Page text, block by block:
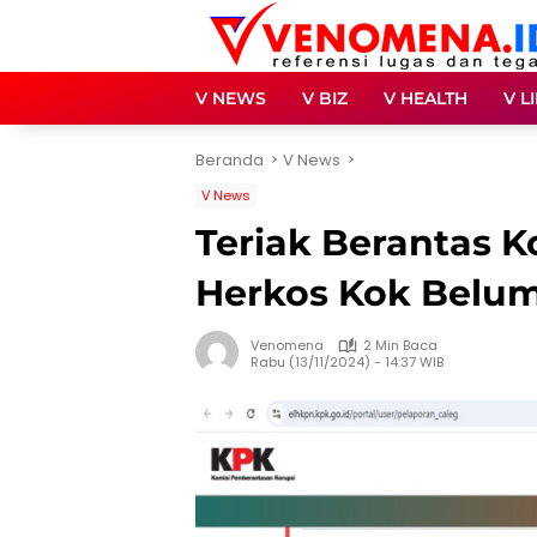
V NEWS V BIZ V HEALTH V
Beranda V News
V News
Teriak Berantas
Herkos Kok
Venomena
2 Min Baca
Rabu (13/11/2024) - 14:37 WIB